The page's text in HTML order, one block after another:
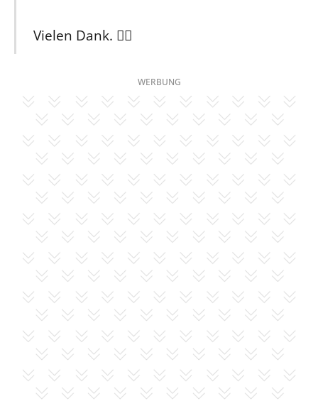
Vielen Dank. 🙇‍♂️
WERBUNG